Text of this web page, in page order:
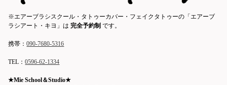
※エアーブラシスクール・タトゥーカバー・フェイクタトゥーの「エアーブ
ラシアート・キヨ」は完全予約制 です。
携帯：090-7680-5316
TEL：0596-62-1334
★Mie School＆Studio★